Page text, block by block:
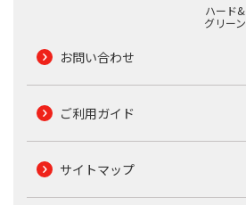
ハード&
グリーン
お問い合わせ
ご利用ガイド
サイトマップ